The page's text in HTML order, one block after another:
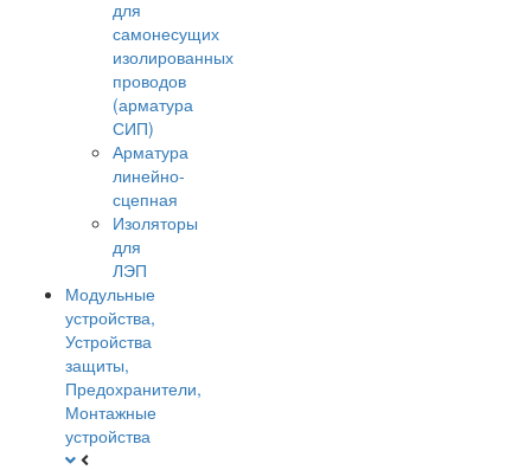
для
самонесущих
изолированных
проводов
(арматура
СИП)
Арматура
линейно-
сцепная
Изоляторы
для
ЛЭП
Модульные
устройства,
Устройства
защиты,
Предохранители,
Монтажные
устройства